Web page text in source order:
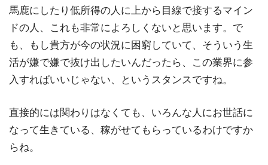
馬鹿にしたり低所得の人に上から目線で接するマイン
ドの人、これも非常によろしくないと思います。で
も、もし貴方が今の状況に困窮していて、そういう生
活が嫌で嫌で抜け出したいんだったら、この業界に参
入すればいいじゃない、というスタンスですね。
直接的には関わりはなくても、いろんな人にお世話に
なって生きている、稼がせてもらっているわけですか
らね。